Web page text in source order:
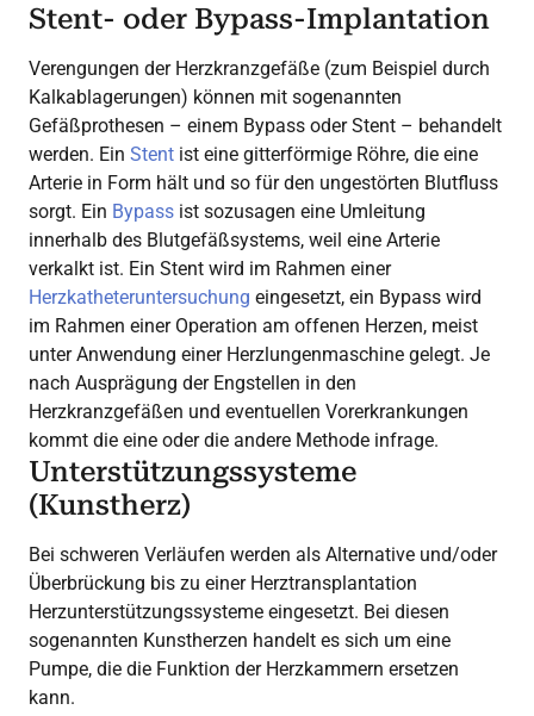
Stent- oder Bypass-Implantation
Verengungen der Herzkranzgefäße (zum Beispiel durch
Kalkablagerungen) können mit sogenannten
Gefäßprothesen – einem Bypass oder Stent – behandelt
werden. Ein Stent ist eine gitterförmige Röhre, die eine
Arterie in Form hält und so für den ungestörten Blutfluss
sorgt. Ein Bypass ist sozusagen eine Umleitung
innerhalb des Blutgefäßsystems, weil eine Arterie
verkalkt ist. Ein Stent wird im Rahmen einer
Herzkatheteruntersuchung eingesetzt, ein Bypass wird
im Rahmen einer Operation am offenen Herzen, meist
unter Anwendung einer Herzlungenmaschine gelegt. Je
nach Ausprägung der Engstellen in den
Herzkranzgefäßen und eventuellen Vorerkrankungen
kommt die eine oder die andere Methode infrage.
Unterstützungssysteme
(Kunstherz)
Bei schweren Verläufen werden als Alternative und/oder
Überbrückung bis zu einer Herztransplantation
Herzunterstützungssysteme eingesetzt. Bei diesen
sogenannten Kunstherzen handelt es sich um eine
Pumpe, die die Funktion der Herzkammern ersetzen
kann.